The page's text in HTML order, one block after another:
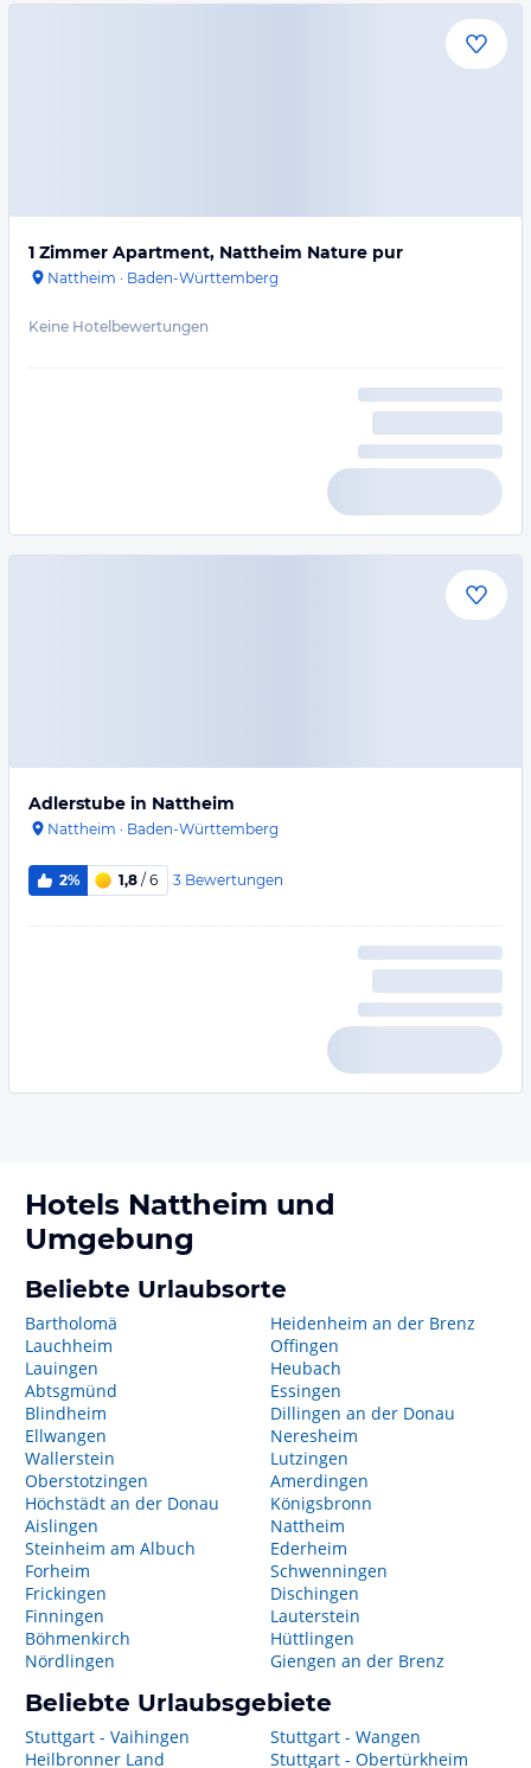
1 Zimmer Apartment, Nattheim Nature pur
Nattheim · Baden-Württemberg
Keine Hotelbewertungen
Adlerstube in Nattheim
Nattheim · Baden-Württemberg
2% 1,8 / 6 3 Bewertungen
Hotels Nattheim und
Umgebung
Beliebte Urlaubsorte
Bartholomä
Lauchheim
Lauingen
Abtsgmünd
Blindheim
Ellwangen
Wallerstein
Oberstotzingen
Höchstädt an der Donau
Aislingen
Steinheim am Albuch
Forheim
Frickingen
Finningen
Böhmenkirch
Nördlingen
Heidenheim an der Brenz
Offingen
Heubach
Essingen
Dillingen an der Donau
Neresheim
Lutzingen
Amerdingen
Königsbronn
Nattheim
Ederheim
Schwenningen
Dischingen
Lauterstein
Hüttlingen
Giengen an der Brenz
Beliebte Urlaubsgebiete
Stuttgart - Vaihingen
Heilbronner Land
Stuttgart - Wangen
Stuttgart - Obertürkheim